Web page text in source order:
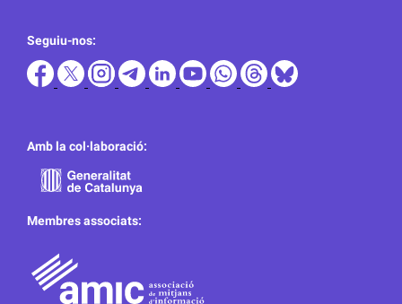
Seguiu-nos:
Amb la col·laboració:
Membres associats: